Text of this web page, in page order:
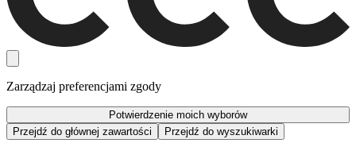
Zarządzaj preferencjami zgody
Potwierdzenie moich wyborów
Przejdź do głównej zawartości
Przejdź do wyszukiwarki